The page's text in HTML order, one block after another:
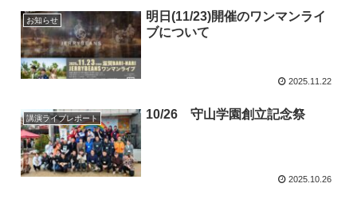
お知らせ
明日(11/23)開催のワンマンライ
ブについて
2025.11.22
講演ライブレポート 10/26 守山学園創立記念祭
2025.10.26